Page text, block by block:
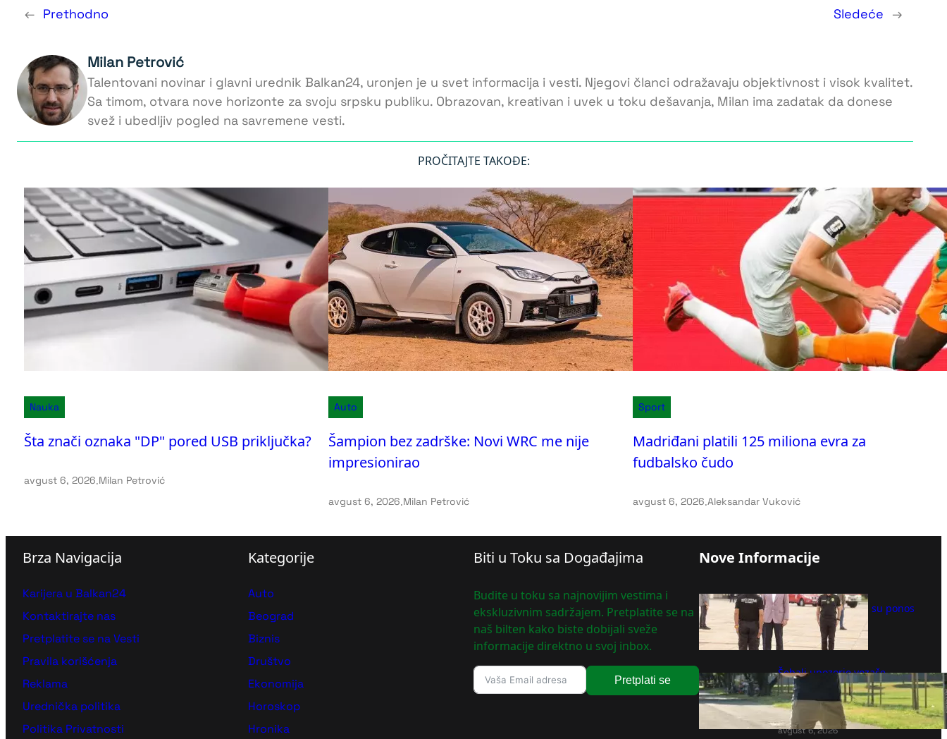
← Prethodno Sledeće →
Milan Petrović
Talentovani novinar i glavni urednik Balkan24, uronjen je u svet informacija i vesti. Njegovi članci odražavaju objektivnost i visok kvalitet.
Sa timom, otvara nove horizonte za svoju srpsku publiku. Obrazovan, kreativan i uvek u toku dešavanja, Milan ima zadatak da donese
svež i ubedljiv pogled na savremene vesti.
PROČITAJTE TAKOĐE:
Nauka
Šta znači oznaka "DP" pored USB priključka?
avgust 6, 2026.Milan Petrović
Auto
Šampion bez zadrške: Novi WRC me nije
impresionirao
avgust 6, 2026.Milan Petrović
Sport
Madriđani platili 125 miliona evra za
fudbalsko čudo
avgust 6, 2026.Aleksandar Vuković
Brza Navigacija
Karijera u Balkan24
Kontaktirajte nas
Pretplatite se na Vesti
Pravila korišćenja
Reklama
Urednička politika
Politika Privatnosti
Kategorije
Auto
Beograd
Biznis
Društvo
Ekonomija
Horoskop
Hronika
Biti u Toku sa Događajima
Budite u toku sa najnovijim vestima i
ekskluzivnim sadržajem. Pretplatite se na
naš bilten kako biste dobijali sveže
informacije direktno u svoj inbox.
Pretplati se
Nove Informacije
Vatrogasci-spasioci su ponos
cele Srbije
avgust 6, 2026
Šebalj upozorio vozače
trotineta: "Pad pri 50 km/h je
kao pad s trećeg sprata"
(VIDEO)
avgust 6, 2026